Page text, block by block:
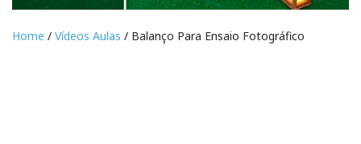
Home / Vídeos Aulas / Balanço Para Ensaio Fotográfico